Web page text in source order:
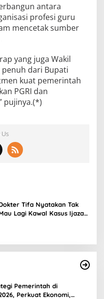
antara
profesi guru
mencetak sumber
yang juga Wakil
dari Bupati
kuat pemerintah
PGRI dan
pujinya.(*)
Tifa Nyatakan Tak
Lagi Kawal Kasus Ijazah
Pemerintah di
Perkuat Ekonomi,